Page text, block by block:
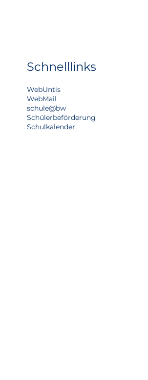
Schnelllinks
WebUntis
WebMail
schule@bw
Schülerbeförderung
Schulkalender